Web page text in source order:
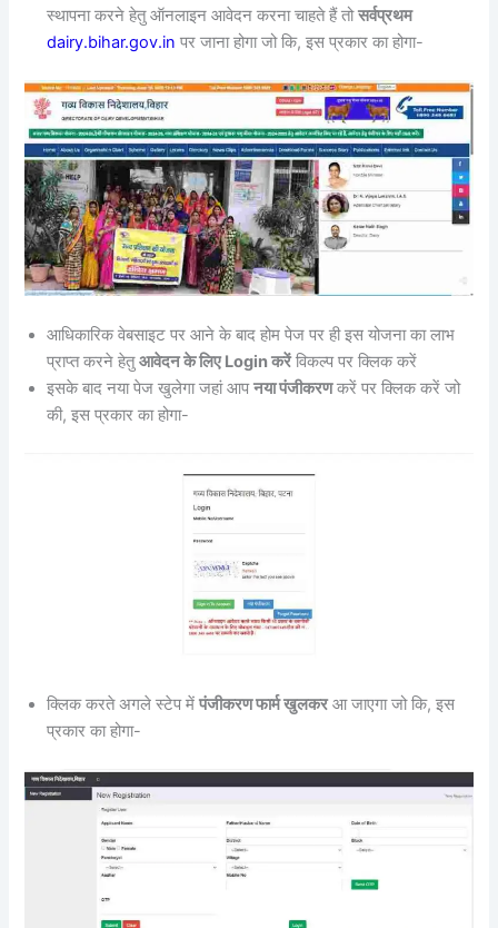
स्थापना करने हेतु ऑनलाइन आवेदन करना चाहते हैं तोसर्वप्रथम
dairy.bihar.gov.in पर जाना होगा जो कि, इस प्रकार का होगा-
आधिकारिक वेबसाइट पर आने के बाद होम पेज पर ही इस योजना का लाभ
प्राप्त करने हेतुआवेदन के लिए Login करेंविकल्प पर क्लिक करें
इसके बाद नया पेज खुलेगा जहां आपनया पंजीकरणकरें पर क्लिक करें जो
की, इस प्रकार का होगा-
क्लिक करते अगले स्टेप मेंपंजीकरण फार्म खुलकरआ जाएगा जो कि, इस
प्रकार का होगा-